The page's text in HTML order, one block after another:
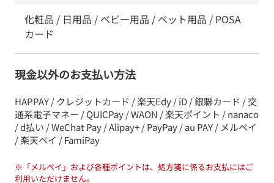
化粧品 / 日用品 / ベビー用品 / ペット用品 / POSA
カード
現金以外のお支払い方法
HAPPAY / クレジットカード / 楽天Edy / iD / 銀聯カード / 交
通系電子マネー / QUICPay / WAON / 楽天ポイント / nanaco
/ d払い / WeChat Pay / Alipay+ / PayPay / au PAY / メルペイ
/ 楽天ペイ / FamiPay
※ 「メルペイ」および各種ポイントは、処方箋に係るお支払にはご
利用いただけません。